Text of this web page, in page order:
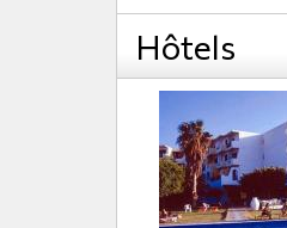
Hôtels